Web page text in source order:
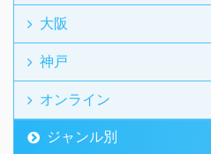
大阪
神戸
オンライン
ジャンル別